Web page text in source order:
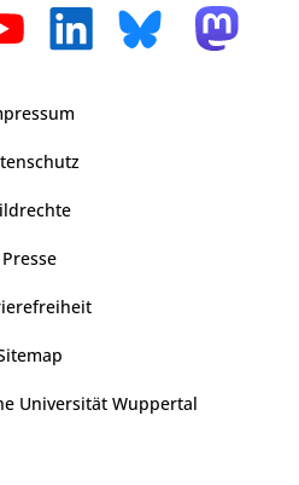
Presse
Universität Wuppertal